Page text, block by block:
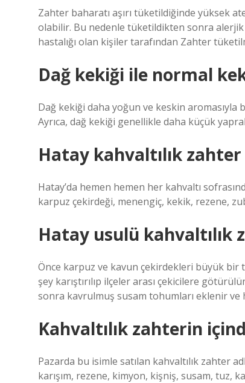
Zahter baharatı aşırı tüketildiğinde yüksek
olabilir. Bu nedenle tüketildikten sonra
hastalığı olan kişiler tarafından Zahter
Dağ kekiği ile normal
Dağ kekiği daha yoğun ve keskin
Ayrıca, dağ kekiği genellikle daha küçük
Hatay kahvaltılık
Hatay’da hemen hemen her kahvaltı
karpuz çekirdeği, menengiç, kekik, rezene,
Hatay usulü kahvaltılık
Önce karpuz ve kavun çekirdekleri büyük bir
şey karıştırılıp ilçeler arası çekicilere
sonra kavrulmuş susam tohumları eklenir ve
Kahvaltılık zahterin
Pazarda bu isimle satılan kahvaltılık zahter
karışım, rezene, kimyon, kişniş, susam, tuz,